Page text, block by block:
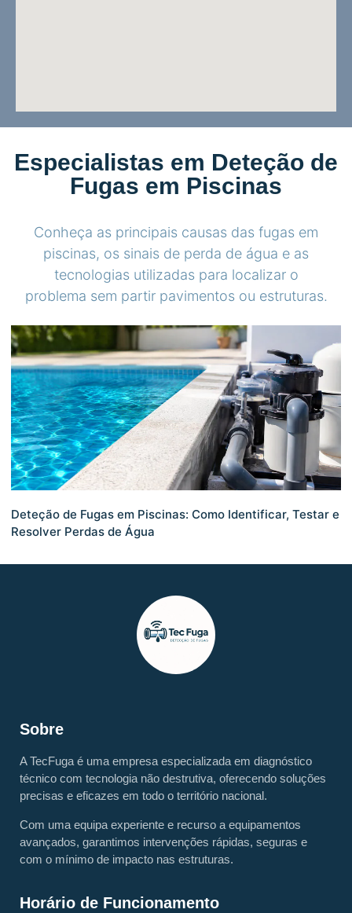
Especialistas em Deteção de
Fugas em Piscinas
Conheça as principais causas das fugas em
piscinas, os sinais de perda de água e as
tecnologias utilizadas para localizar o
problema sem partir pavimentos ou estruturas.
Deteção de Fugas em Piscinas: Como Identificar, Testar e
Resolver Perdas de Água
Sobre
A TecFuga é uma empresa especializada em diagnóstico
técnico com tecnologia não destrutiva, oferecendo soluções
precisas e eficazes em todo o território nacional.
Com uma equipa experiente e recurso a equipamentos
avançados, garantimos intervenções rápidas, seguras e
com o mínimo de impacto nas estruturas.
Horário de Funcionamento